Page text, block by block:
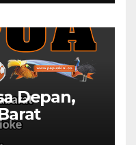
Depan,
2027